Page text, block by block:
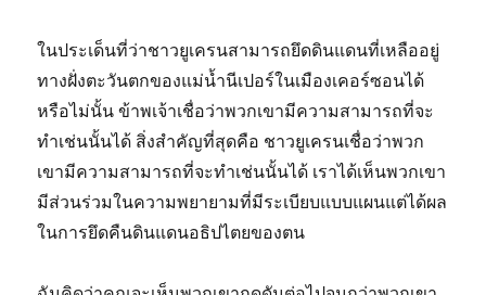
ในประเด็นที่ว่าชาวยูเครนสามารถยึดดินแดนที่เหลืออยู่
ทางฝั่งตะวันตกของแม่น้ำนีเปอร์ในเมืองเคอร์ซอนได้
หรือไม่นั้น ข้าพเจ้าเชื่อว่าพวกเขามีความสามารถที่จะ
ทำเช่นนั้นได้ สิ่งสำคัญที่สุดคือ ชาวยูเครนเชื่อว่าพวก
เขามีความสามารถที่จะทำเช่นนั้นได้ เราได้เห็นพวกเขา
มีส่วนร่วมในความพยายามที่มีระเบียบแบบแผนแต่ได้ผล
ในการยึดคืนดินแดนอธิปไตยของตน